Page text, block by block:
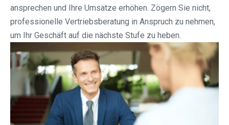
ansprechen und Ihre Umsätze erhöhen. Zögern Sie nicht,
professionelle Vertriebsberatung in Anspruch zu nehmen,
um Ihr Geschäft auf die nächste Stufe zu heben.